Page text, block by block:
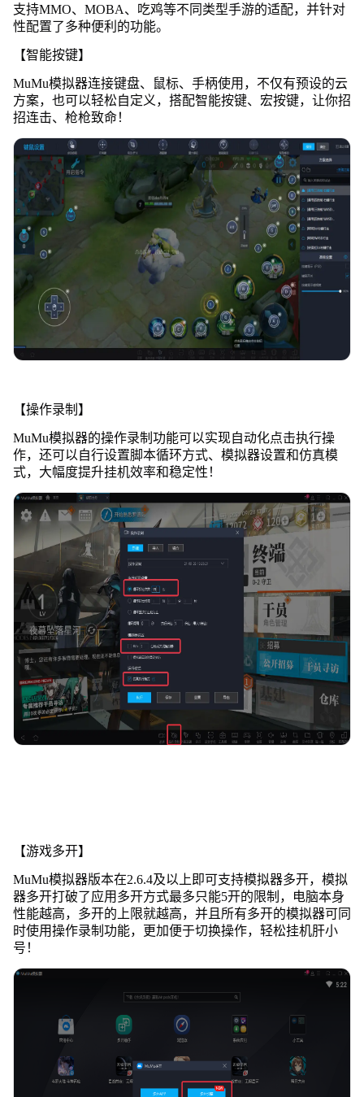
支持MMO、MOBA、吃鸡等不同类型手游的适配，并针对
性配置了多种便利的功能。
【智能按键】
MuMu模拟器连接键盘、鼠标、手柄使用，不仅有预设的云
方案，也可以轻松自定义，搭配智能按键、宏按键，让你招
招连击、枪枪致命！
【操作录制】
MuMu模拟器的操作录制功能可以实现自动化点击执行操
作，还可以自行设置脚本循环方式、模拟器设置和仿真模
式，大幅度提升挂机效率和稳定性！
【游戏多开】
MuMu模拟器版本在2.6.4及以上即可支持模拟器多开，模拟
器多开打破了应用多开方式最多只能5开的限制，电脑本身
性能越高，多开的上限就越高，并且所有多开的模拟器可同
时使用操作录制功能，更加便于切换操作，轻松挂机肝小
号！